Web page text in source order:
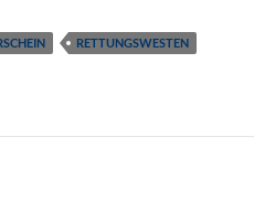
RETTUNGSWESTEN